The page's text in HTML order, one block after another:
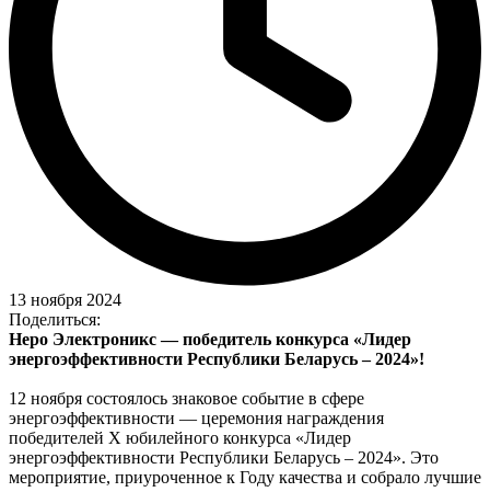
13 ноября 2024
Поделиться:
Неро Электроникс — победитель конкурса «Лидер
энергоэффективности Республики Беларусь – 2024»!
12 ноября состоялось знаковое событие в сфере
энергоэффективности — церемония награждения
победителей X юбилейного конкурса «Лидер
энергоэффективности Республики Беларусь – 2024». Это
мероприятие, приуроченное к Году качества и собрало лучшие